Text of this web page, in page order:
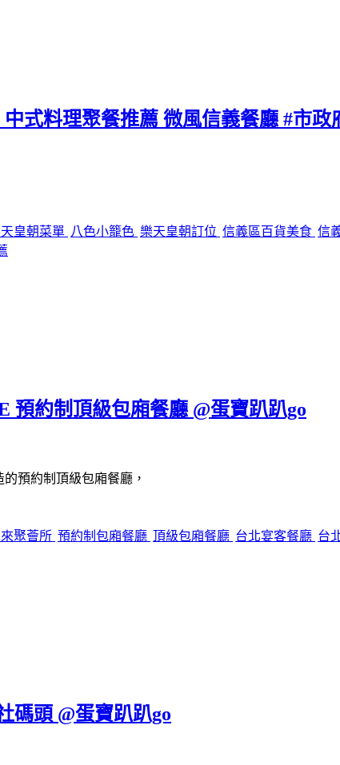
式料理聚餐推薦 微風信義餐廳 #市政
皇朝菜單 八色小籠色 樂天皇朝訂位 信義區百貨美食 信
預約制頂級包廂餐廳 @蛋寶趴趴go
預約制頂級包廂餐廳，
聚薈所 預約制包廂餐廳 頂級包廂餐廳 台北宴客餐廳 台
碼頭 @蛋寶趴趴go